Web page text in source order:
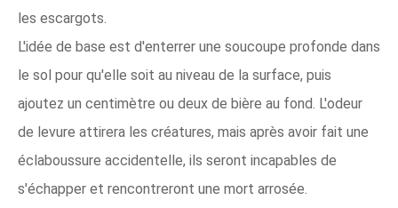
les escargots.
L'idée de base est d'enterrer une soucoupe profonde dans
le sol pour qu'elle soit au niveau de la surface, puis
ajoutez un centimètre ou deux de bière au fond. L'odeur
de levure attirera les créatures, mais après avoir fait une
éclaboussure accidentelle, ils seront incapables de
s'échapper et rencontreront une mort arrosée.